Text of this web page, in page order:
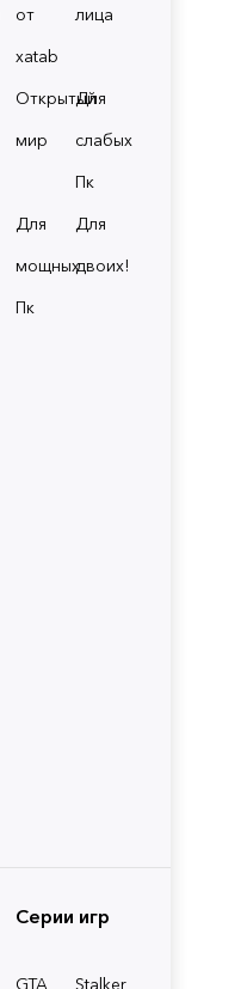
от
xatab
лица
Открытый
мир
Для
слабых
Пк
Для
мощных
Пк
Для
двоих!
Серии игр
GTA Stalker